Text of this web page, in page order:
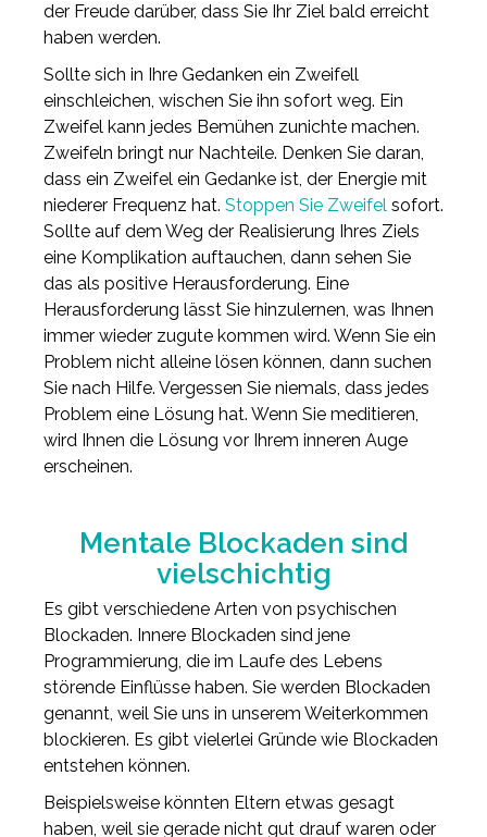
der Freude darüber, dass Sie Ihr Ziel bald erreicht
haben werden.
Sollte sich in Ihre Gedanken ein Zweifell
einschleichen, wischen Sie ihn sofort weg. Ein
Zweifel kann jedes Bemühen zunichte machen.
Zweifeln bringt nur Nachteile. Denken Sie daran,
dass ein Zweifel ein Gedanke ist, der Energie mit
niederer Frequenz hat. Stoppen Sie Zweifel sofort.
Sollte auf dem Weg der Realisierung Ihres Ziels
eine Komplikation auftauchen, dann sehen Sie
das als positive Herausforderung. Eine
Herausforderung lässt Sie hinzulernen, was Ihnen
immer wieder zugute kommen wird. Wenn Sie ein
Problem nicht alleine lösen können, dann suchen
Sie nach Hilfe. Vergessen Sie niemals, dass jedes
Problem eine Lösung hat. Wenn Sie meditieren,
wird Ihnen die Lösung vor Ihrem inneren Auge
erscheinen.
Mentale Blockaden sind
vielschichtig
Es gibt verschiedene Arten von psychischen
Blockaden. Innere Blockaden sind jene
Programmierung, die im Laufe des Lebens
störende Einflüsse haben. Sie werden Blockaden
genannt, weil Sie uns in unserem Weiterkommen
blockieren. Es gibt vielerlei Gründe wie Blockaden
entstehen können.
Beispielsweise könnten Eltern etwas gesagt
haben, weil sie gerade nicht gut drauf waren oder